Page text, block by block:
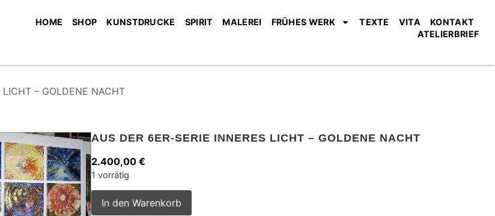
HOME SHOP KUNSTDRUCKE SPIRIT MALEREI FRÜHES WERK TEXTE VITA
KONTAKT
ATELIERBRIEF
– GOLDENE NACHT
AUS DER 6ER-SERIE INNERES LICHT – GOLDENE NACHT
2.400,00 €
1 vorrätig
In den Warenkorb